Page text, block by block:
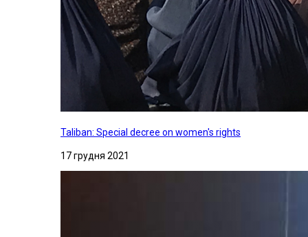
Taliban: Special decree on women's rights
17 грудня 2021